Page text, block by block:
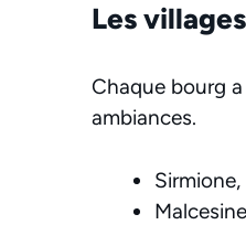
Les
Chaque bourg
ambiances.